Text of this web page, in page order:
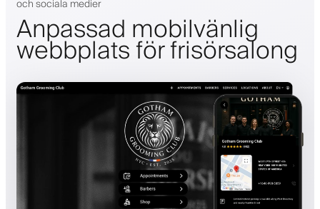
och sociala medier
Anpassad mobilvänlig
webbplats för frisörsalong